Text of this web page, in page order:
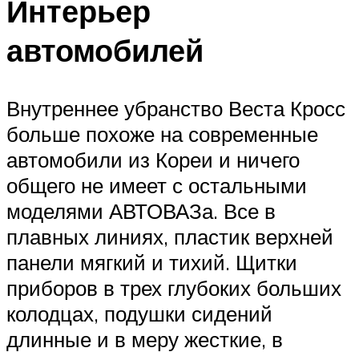
Интерьер
автомобилей
Внутреннее убранство Веста Кросс
больше похоже на современные
автомобили из Кореи и ничего
общего не имеет с остальными
моделями АВТОВАЗа. Все в
плавных линиях, пластик верхней
панели мягкий и тихий. Щитки
приборов в трех глубоких больших
колодцах, подушки сидений
длинные и в меру жесткие, в